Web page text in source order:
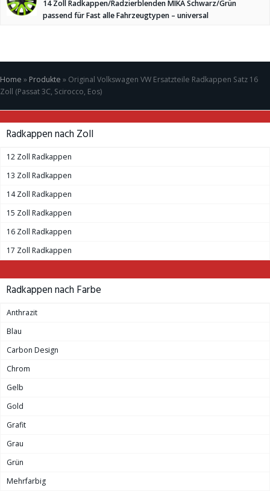
14 Zoll Radkappen/Radzierblenden MIKA Schwarz/Grün
passend für Fast alle Fahrzeugtypen – universal
Home » Produkte » Original Volkswagen VW Ersatzteile Radkappen Satz 16
Zoll (Passat 3C, Scirocco, Eos)
Radkappen nach Zoll
12 Zoll Radkappen
13 Zoll Radkappen
14 Zoll Radkappen
15 Zoll Radkappen
16 Zoll Radkappen
17 Zoll Radkappen
Radkappen nach Farbe
Anthrazit
Blau
Carbon Design
Chrom
Gelb
Gold
Grafit
Grau
Grün
Mehrfarbig